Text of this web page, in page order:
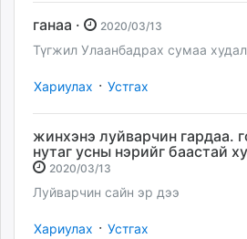
ганаа · 2020/03/13
Түгжил Улаанбадрах сумаа
Хариулах · Устгах
жинхэнэ луйварчин гардаа.
2020/03/13
Луйварчин сайн эр дээ
Хариулах · Устгах